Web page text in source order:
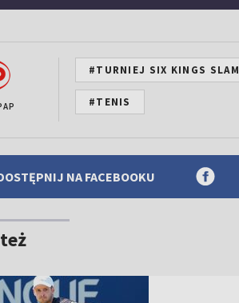
#TURNIEJ SIX KINGS SLAM
#TENIS
NA FACEBOOKU